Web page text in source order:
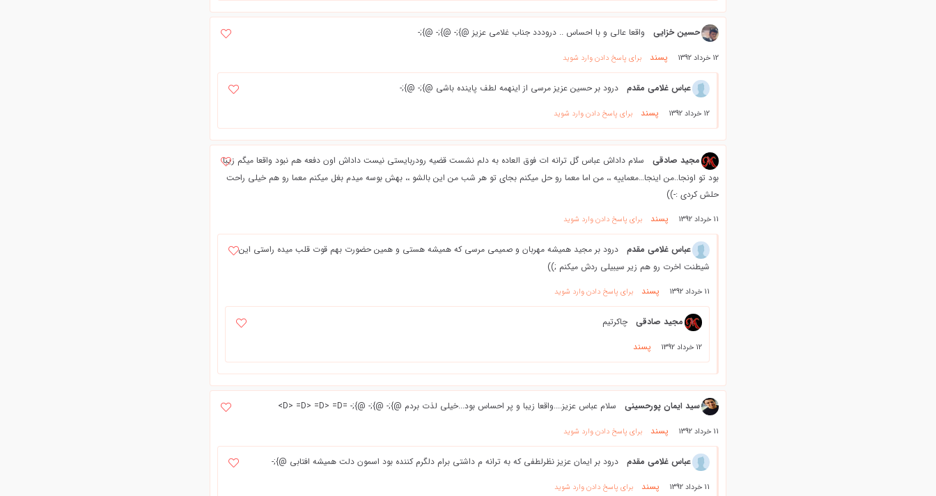
حسین خزایی واقعا عالی و با احساس .. دروددد جناب غلامی عزیز @};- @};- @};-
12 خرداد 1392 پسند برای پاسخ دادن وارد شوید
عباس غلامی مقدم درود بر حسین عزیز مرسی از اینهمه لطف پاینده باشی @};- @};-
12 خرداد 1392 پسند برای پاسخ دادن وارد شوید
مجید صادقی
سلام داداش عباس گل ترانه ات فوق العاده به دلم نشست قضيه رودربايستي نيست داداش اون دفعه هم نبود واقعا ميگم زيبا
بود تو اونجا..من اینجا…معماییه ،، من اما معما رو حل میکنم بجای تو هر شب من این بالشو ،، بهش بوسه میدم بغل میکنم معما رو هم خيلي راحت
حلش كردي :-))
11 خرداد 1392 پسند برای پاسخ دادن وارد شوید
عباس غلامی مقدم
درود بر مجید همیشه مهربان و صمیمی مرسی که همیشه هستی و همین حضورت بهم قوت قلب میده راستی این
شیطنت اخرت رو هم زیر سیبیلی ردش میکنم ;))
11 خرداد 1392 پسند برای پاسخ دادن وارد شوید
مجید صادقی چاكرتيم
12 خرداد 1392 پسند
سید ایمان پورحسینی سلام عباس عزیز....واقعا زیبا و پر احساس بود...خیلی لذت بردم @};- @};- @};- =D> =D> =D> =D>
11 خرداد 1392 پسند برای پاسخ دادن وارد شوید
عباس غلامی مقدم درود بر ایمان عزیز نظرلطفی که به ترانه م داشتی برام دلگرم کننده بود اسمون دلت همیشه افتابی @};-
11 خرداد 1392 پسند برای پاسخ دادن وارد شوید